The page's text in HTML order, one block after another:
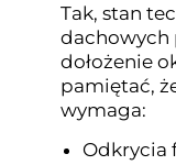
Tak, stan
dachowych
dołożenie
pamiętać,
wymaga:
Odkrycia